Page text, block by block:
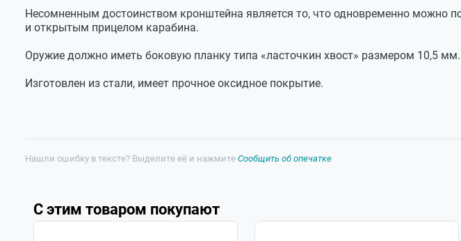
Несомненным достоинством кронштейна является то, что одновременно можно
и открытым прицелом карабина.
Оружие должно иметь боковую планку типа «ласточкин хвост» размером 10,5 мм.
Изготовлен из стали, имеет прочное оксидное покрытие.
Длина
100
Нашли ошибку в тексте? Выделите её и нажмите Сообщить об опечатке
С этим товаром покупают